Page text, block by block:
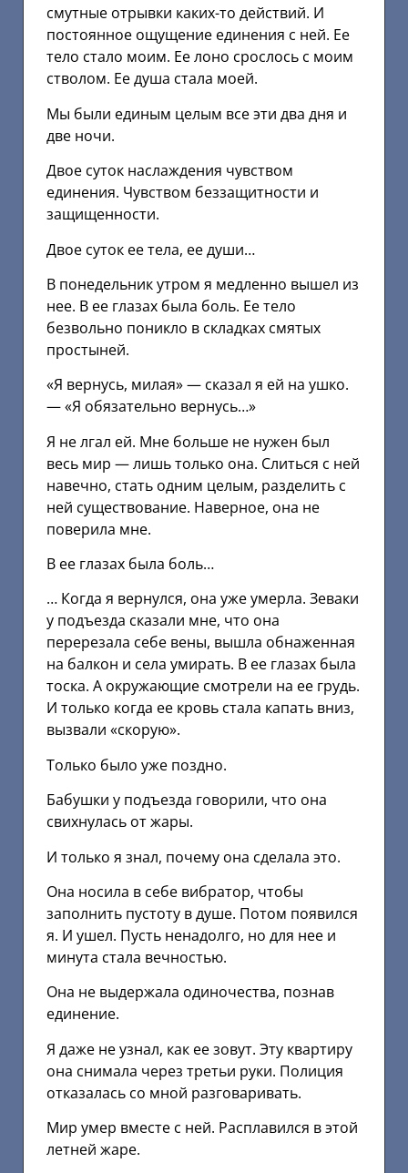
смутные отрывки каких-то действий. И
постоянное ощущение единения с ней. Ее
тело стало моим. Ее лоно срослось с моим
стволом. Ее душа стала моей.
Мы были единым целым все эти два дня и
две ночи.
Двое суток наслаждения чувством
единения. Чувством беззащитности и
защищенности.
Двое суток ее тела, ее души…
В понедельник утром я медленно вышел из
нее. В ее глазах была боль. Ее тело
безвольно поникло в складках смятых
простыней.
«Я вернусь, милая» — сказал я ей на ушко.
— «Я обязательно вернусь…»
Я не лгал ей. Мне больше не нужен был
весь мир — лишь только она. Слиться с ней
навечно, стать одним целым, разделить с
ней существование. Наверное, она не
поверила мне.
В ее глазах была боль…
… Когда я вернулся, она уже умерла. Зеваки
у подъезда сказали мне, что она
перерезала себе вены, вышла обнаженная
на балкон и села умирать. В ее глазах была
тоска. А окружающие смотрели на ее грудь.
И только когда ее кровь стала капать вниз,
вызвали «скорую».
Только было уже поздно.
Бабушки у подъезда говорили, что она
свихнулась от жары.
И только я знал, почему она сделала это.
Она носила в себе вибратор, чтобы
заполнить пустоту в душе. Потом появился
я. И ушел. Пусть ненадолго, но для нее и
минута стала вечностью.
Она не выдержала одиночества, познав
единение.
Я даже не узнал, как ее зовут. Эту квартиру
она снимала через третьи руки. Полиция
отказалась со мной разговаривать.
Мир умер вместе с ней. Расплавился в этой
летней жаре.